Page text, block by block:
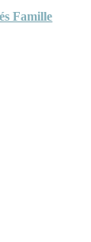
Famille